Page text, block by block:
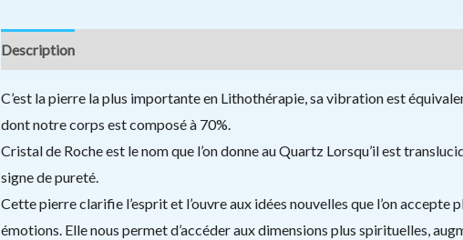
Description
C’est la pierre la plus importante en Lithothérapie, sa vibration est
dont notre corps est composé à 70%.
Cristal de Roche est le nom que l’on donne au Quartz Lorsqu’il est
signe de pureté.
Cette pierre clarifie l’esprit et l’ouvre aux idées nouvelles que l’on accepte
émotions. Elle nous permet d’accéder aux dimensions plus spirituelles,